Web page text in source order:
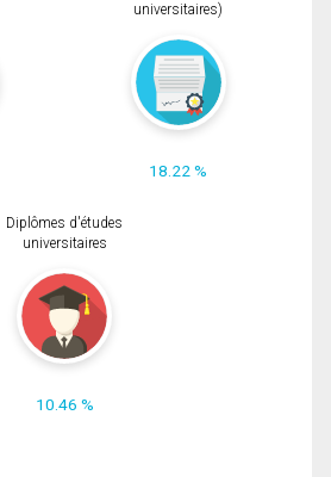
universitaires)
18.22 %
Diplômes d'études
universitaires
10.46 %